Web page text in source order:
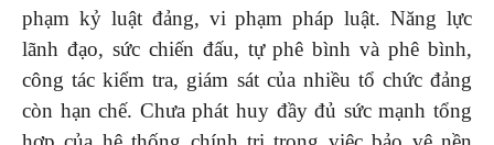
phạm kỷ luật đảng, vi phạm pháp luật. Năng lực
lãnh đạo, sức chiến đấu, tự phê bình và phê bình,
công tác kiểm tra, giám sát của nhiều tổ chức đảng
còn hạn chế. Chưa phát huy đầy đủ sức mạnh tổng